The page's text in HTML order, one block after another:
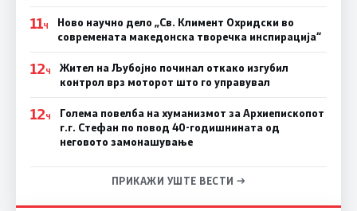
11Ч
Ново научно дело „Св. Климент Охридски во
современата македонска творечка инспирација“
12Ч
Жител на Љубојно починал откако изгубил
контрол врз моторот што го управувал
12Ч
Голема повелба на хуманизмот за Архиепископот
г.г. Стефан по повод 40-годишнината од
неговото замонашување
ПРИКАЖИ УШТЕ ВЕСТИ →